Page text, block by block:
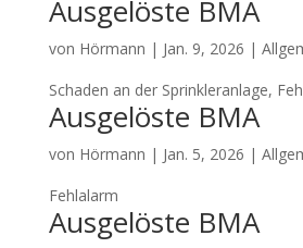
Ausgelöste BMA
von Hörmann | Jan. 9, 2026 |
Schaden an der Sprinkleranlage,
Ausgelöste BMA
von Hörmann | Jan. 5, 2026 |
Fehlalarm
Ausgelöste BMA